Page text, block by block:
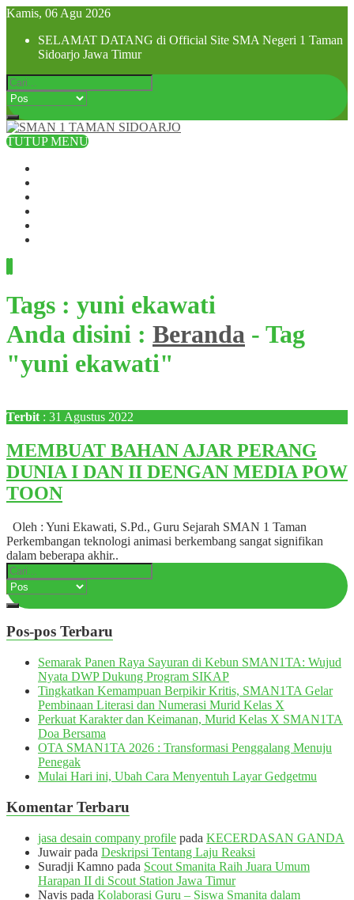
Kamis, 06 Agu 2026
SELAMAT DATANG di Official Site SMA Negeri 1 Taman
Sidoarjo Jawa Timur
TUTUP MENU
Tags : yuni ekawati
Anda disini : Beranda - Tag
"yuni ekawati"
Terbit : 31 Agustus 2022
MEMBUAT BAHAN AJAR PERANG
DUNIA I DAN II DENGAN MEDIA POW
TOON
Oleh : Yuni Ekawati, S.Pd., Guru Sejarah SMAN 1 Taman
Perkembangan teknologi animasi berkembang sangat signifikan
dalam beberapa akhir..
Pos-pos Terbaru
Semarak Panen Raya Sayuran di Kebun SMAN1TA: Wujud
Nyata DWP Dukung Program SIKAP
Tingkatkan Kemampuan Berpikir Kritis, SMAN1TA Gelar
Pembinaan Literasi dan Numerasi Murid Kelas X
Perkuat Karakter dan Keimanan, Murid Kelas X SMAN1TA
Doa Bersama
OTA SMAN1TA 2026 : Transformasi Penggalang Menuju
Penegak
Mulai Hari ini, Ubah Cara Menyentuh Layar Gedgetmu
Komentar Terbaru
jasa desain company profile pada KECERDASAN GANDA
Juwairpada Deskripsi Tentang Laju Reaksi
Suradji Kamno pada Scout Smanita Raih Juara Umum
Harapan II di Scout Station Jawa Timur
Navis pada Kolaborasi Guru – Siswa Smanita dalam